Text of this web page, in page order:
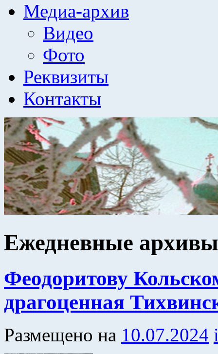
Медиа-архив
Видео
Фото
Реквизиты
Контакты
Ежедневные
Феодоритову
драгоценная
Размещено на 10.07.2024